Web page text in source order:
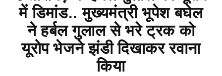
में डिमांड.. मुख्यमंत्री भूपेश बघेल
ने हर्बल गुलाल से भरे ट्रक को
यूरोप भेजने झंडी दिखाकर रवाना
किया